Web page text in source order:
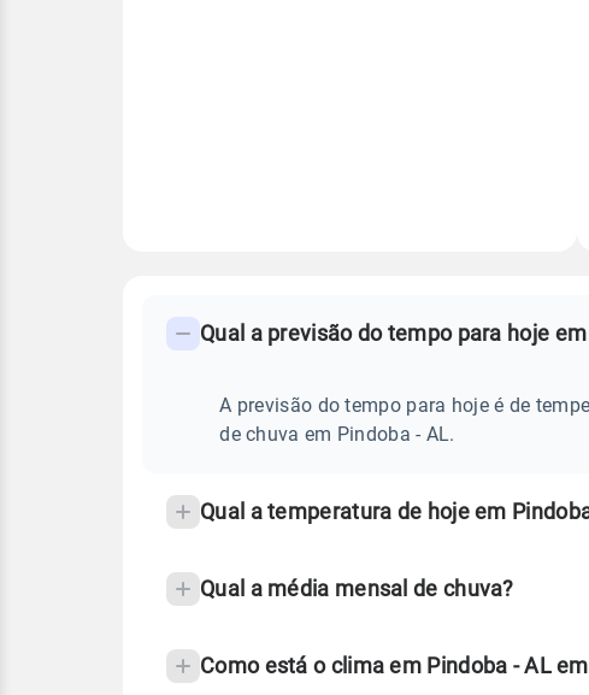
PREVISÃO
frequentes
temperatura
Qual a previsão do tempo para hoje
A previsão do tempo para hoje é de
de chuva em Pindoba - AL.
Qual a temperatura de hoje em
Qual a média mensal de chuva?
Como está o clima em Pindoba - AL